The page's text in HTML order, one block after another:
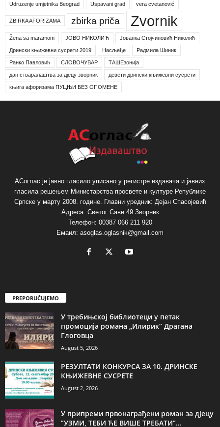
Udruzenje umjetnika Beograd Uspavani grad vera cvetanović
ZBIRKA AFORIZAMA zbirka priča Zvornik
Žena sa maramom ЈОВО НИКОЛИЋ Јованка Стојчиновић Николић
Дрински књижевни сусрети 2019 Насљеђе Радмила Шиник
Ранко Павловић СЛОВОЧУВАР ТАШЕзонија
дан стваралаштва за дјецу зворник девети дрински књижевни сусрети
књига афоризама ПУЦЊИ БЕЗ ОПОМЕНЕ
АСоглас је јавно гласило уписано у регистре издавача и јавних
гласила решењем Министарства просвете и културе Републике
Српске у марту 2008. године. Главни уредник: Дејан Спасојевић
Адреса: Светог Саве 49 Зворник
Телефон: 00387 066 211 920
Емаил: asoglas.oglasnik@gmail.com
PREPORUČUJEMO
У требињској библиотеци у петак
промоција романа „Илирик“ Драгана
Глоговца
August 5, 2026
РЕЗУЛТАТИ КОНКУРСА ЗА 10. ДРИНСКЕ
КЊИЖЕВНЕ СУСРЕТЕ
August 2, 2026
У припреми првонаграђени роман за дјецу
”УЗМИ, ТЕБИ ЋЕ ВИШЕ ТРЕБАТИ”...